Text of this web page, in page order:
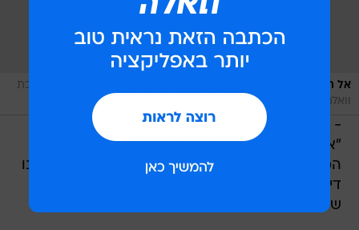
אל תהיו כאלה, תעשו לו הנחת סלב בשכירות. הראל ושמרית
מערכת
וואלה, צילום מסך
-
הראל, דירת שותפים בפלורנטין זה בסדר?
"אני ושמרית רוצים למצוא דירה בתל אביב אבל
המחירים בלתי אפשריים, וכרגע זה בגדר רעיון. יש לנו
דירה מקסימה בגדרה אבל הנסיעות בגלל העבודה
שלי מחייבים מעבר למרכז".